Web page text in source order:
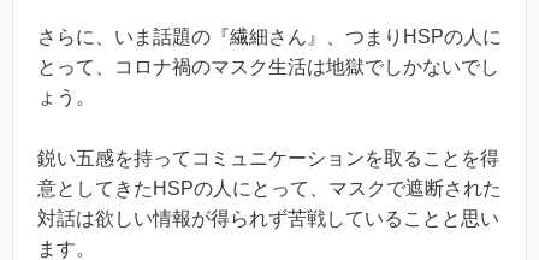
さらに、いま話題の『繊細さん』、つまりHSPの人に
とって、コロナ禍のマスク生活は地獄でしかないでし
ょう。
鋭い五感を持ってコミュニケーションを取ることを得
意としてきたHSPの人にとって、マスクで遮断された
対話は欲しい情報が得られず苦戦していることと思い
ます。